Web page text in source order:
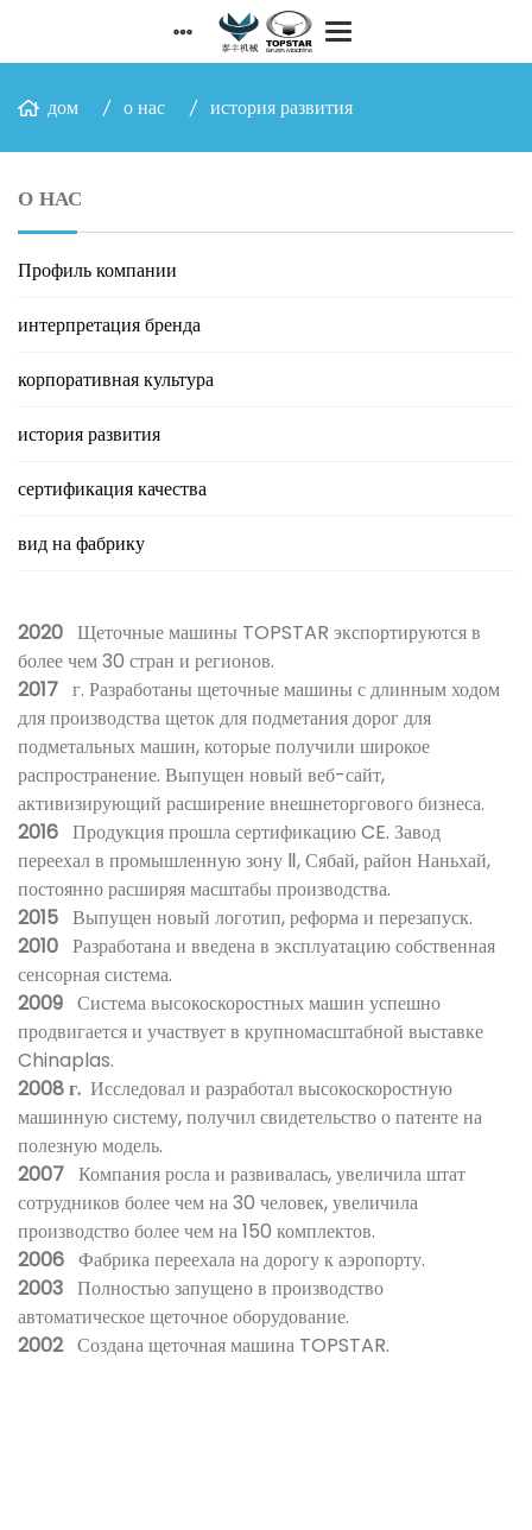
дом о нас история развития
О НАС
Профиль компании
интерпретация бренда
корпоративная культура
история развития
сертификация качества
вид на фабрику
2020 Щеточные машины TOPSTAR экспортируются в
более чем 30 стран и регионов.
2017 г. Разработаны щеточные машины с длинным ходом
для производства щеток для подметания дорог для
подметальных машин, которые получили широкое
распространение. Выпущен новый веб-сайт,
активизирующий расширение внешнеторгового бизнеса.
2016 Продукция прошла сертификацию CE. Завод
переехал в промышленную зону Ⅱ, Сябай, район Наньхай,
постоянно расширяя масштабы производства.
2015 Выпущен новый логотип, реформа и перезапуск.
2010 Разработана и введена в эксплуатацию собственная
сенсорная система.
2009 Система высокоскоростных машин успешно
продвигается и участвует в крупномасштабной выставке
Chinaplas.
2008 г. Исследовал и разработал высокоскоростную
машинную систему, получил свидетельство о патенте на
полезную модель.
2007 Компания росла и развивалась, увеличила штат
сотрудников более чем на 30 человек, увеличила
производство более чем на 150 комплектов.
2006 Фабрика переехала на дорогу к аэропорту.
2003 Полностью запущено в производство
автоматическое щеточное оборудование.
2002Создана щеточная машина TOPSTAR.